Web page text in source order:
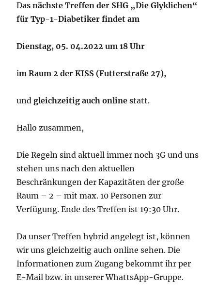
Das nächste Treffen der SHG „Die Glyklichen“
für Typ-1-Diabetiker findet am
Dienstag, 05. 04.2022 um 18 Uhr
im Raum 2 der KISS (Futterstraße 27),
undgleichzeitig auch online statt.
Hallo zusammen,
Die Regeln sind aktuell immer noch 3G und uns
stehen uns nach den aktuellen
Beschränkungen der Kapazitäten der große
Raum – 2 – mit max. 10 Personen zur
Verfügung. Ende des Treffen ist 19:30 Uhr.
Da unser Treffen hybrid angelegt ist, können
wir uns gleichzeitig auch online sehen. Die
Informationen zum Zugang bekommt ihr per
E-Mail bzw. in unserer WhattsApp-Gruppe.